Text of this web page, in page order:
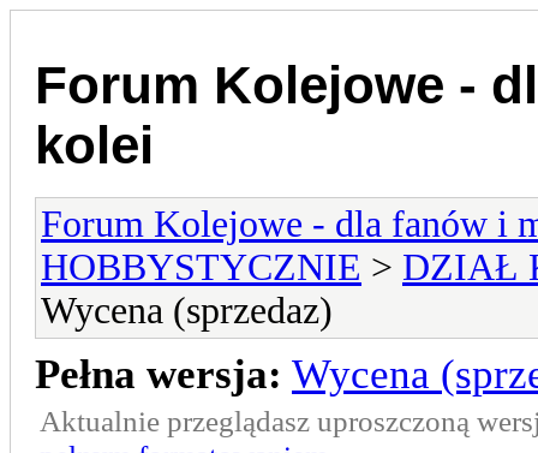
Forum Kolejowe -
kolei
Forum Kolejowe - dla fanów i
HOBBYSTYCZNIE > DZIAŁ
Wycena (sprzedaz)
Pełna wersja: Wycena
Aktualnie przeglądasz uproszczoną